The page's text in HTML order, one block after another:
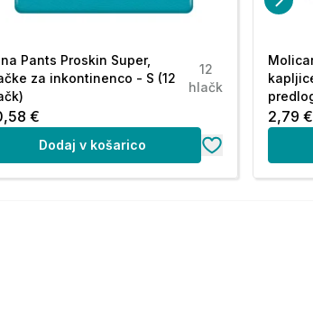
Pants Proskin Super,
za inkontinenco - S (12
12
hlačk
€
Dodaj v košarico
2,79 €